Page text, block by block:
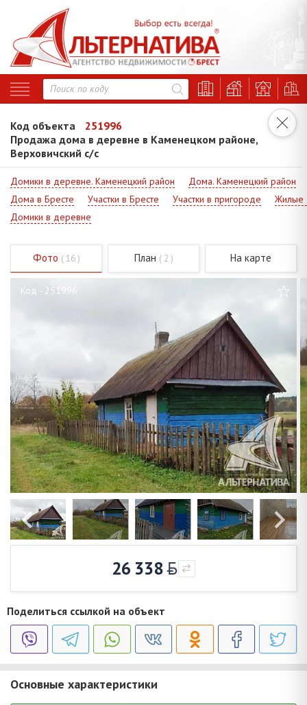
Код объекта
251996
Продажа дома в деревне в Каменецком районе,
Верховичский с/с
Домики в деревне. Каменецкий район
Дома. Каменецкий район
Дома в Бресте
Участки в Бресте Участки в пригороде
Жилые
Домики в деревне
Фото ( 16 ) План ( 2 ) На карте
Код - 251996
26 338
Поделиться ссылкой на объект
Основные характеристики